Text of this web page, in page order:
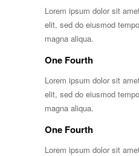
Lorem ipsum dolor sit
elit, sed do eiusmod
magna aliqua.
One Fourth
Lorem ipsum dolor sit
elit, sed do eiusmod
magna aliqua.
One Fourth
Lorem ipsum dolor sit